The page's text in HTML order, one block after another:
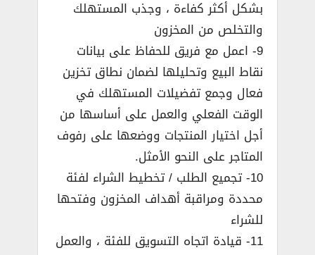
بشكل أكثر كفاءة ، وجذب المستهلك
والتخلص من المخزون
9- اعمل مع فريق للحفاظ على بيانات
نقاط البيع وتحليلها لضمان نطاق تخزين
فعال وجمع تفضيلات المستهلك في
الوقت الفعلي والعمل على أساسها من
أجل اختيار المنتجات ووضعها على رفوف
المتاجر على النحو الأمثل.
10- تجميع الطلب / تخطيط الشراء لفئة
محددة ومراقبة أهداف المخزون وفتحها
للشراء
11- قيادة اتجاه التسويق للفئة ، والعمل